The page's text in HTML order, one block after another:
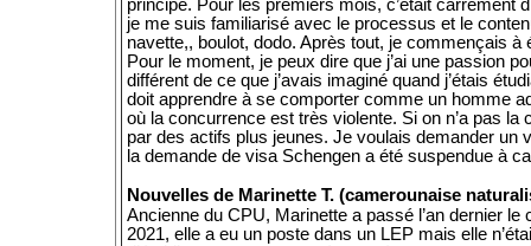
principe. Pour les premiers mois, c’était carrément
je me suis familiarisé avec le processus et le
navette,, boulot, dodo. Après tout, je commençais
Pour le moment, je peux dire que j’ai une passion
différent de ce que j’avais imaginé quand j’étais
doit apprendre à se comporter comme un homme
où la concurrence est très violente. Si on n’a pas
par des actifs plus jeunes. Je voulais demander un
la demande de visa Schengen a été suspendue à
Nouvelles de Marinette T. (camerounaise
Ancienne du CPU, Marinette a passé l’an dernier le
2021, elle a eu un poste dans un LEP mais elle